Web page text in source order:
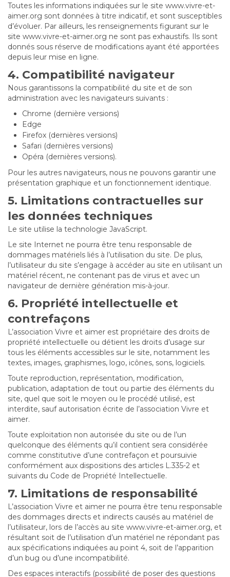
Toutes les informations indiquées sur le site www.vivre-et-
aimer.org sont données à titre indicatif, et sont susceptibles
d’évoluer. Par ailleurs, les renseignements figurant sur le
site www.vivre-et-aimer.org ne sont pas exhaustifs. Ils sont
donnés sous réserve de modifications ayant été apportées
depuis leur mise en ligne.
4. Compatibilité navigateur
Nous garantissons la compatibilité du site et de son
administration avec les navigateurs suivants :
Chrome (dernière versions)
Edge
Firefox (dernières versions)
Safari (dernières versions)
Opéra (dernières versions).
Pour les autres navigateurs, nous ne pouvons garantir une
présentation graphique et un fonctionnement identique.
5. Limitations contractuelles sur
les données techniques
Le site utilise la technologie JavaScript.
Le site Internet ne pourra être tenu responsable de
dommages matériels liés à l’utilisation du site. De plus,
l’utilisateur du site s’engage à accéder au site en utilisant un
matériel récent, ne contenant pas de virus et avec un
navigateur de dernière génération mis-à-jour.
6. Propriété intellectuelle et
contrefaçons
L’association Vivre et aimer est propriétaire des droits de
propriété intellectuelle ou détient les droits d’usage sur
tous les éléments accessibles sur le site, notamment les
textes, images, graphismes, logo, icônes, sons, logiciels.
Toute reproduction, représentation, modification,
publication, adaptation de tout ou partie des éléments du
site, quel que soit le moyen ou le procédé utilisé, est
interdite, sauf autorisation écrite de l’association Vivre et
aimer.
Toute exploitation non autorisée du site ou de l’un
quelconque des éléments qu’il contient sera considérée
comme constitutive d’une contrefaçon et poursuivie
conformément aux dispositions des articles L.335-2 et
suivants du Code de Propriété Intellectuelle.
7. Limitations de responsabilité
L’association Vivre et aimer ne pourra être tenu responsable
des dommages directs et indirects causés au matériel de
l’utilisateur, lors de l’accès au site www.vivre-et-aimer.org, et
résultant soit de l’utilisation d’un matériel ne répondant pas
aux spécifications indiquées au point 4, soit de l’apparition
d’un bug ou d’une incompatibilité.
Des espaces interactifs (possibilité de poser des questions